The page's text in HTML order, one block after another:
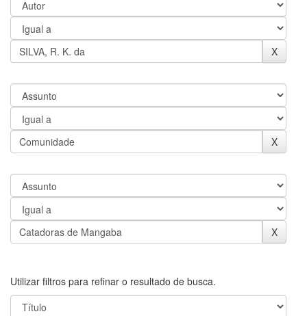
Utilizar filtros para refinar o resultado de busca.